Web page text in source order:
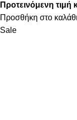
Προτεινόμενη τιμή
Προσθήκη στο καλάθι
Sale